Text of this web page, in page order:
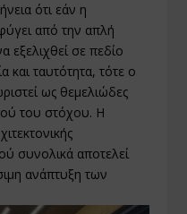
ότι εάν η
από την απλή
εξελιχθεί σε πεδίο
και ταυτότητα, τότε ο
ως θεμελιώδες
του στόχου. Η
συνολικά αποτελεί
ανάπτυξη των